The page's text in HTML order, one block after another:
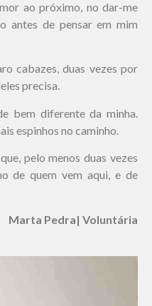
ao próximo, no dar-me
antes de pensar em mim
cabazes, duas vezes por
precisa.
bem diferente da minha.
espinhos no caminho.
pelo menos duas vezes
de quem vem aqui, e de
Marta Pedra| Voluntária